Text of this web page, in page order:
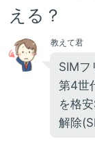
える？
教えて君
SIMフ
第4世
を格
解除